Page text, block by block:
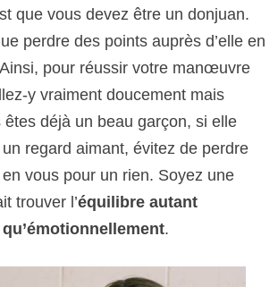
que vous devez être un donjuan.
perdre des points auprès d’elle en
pour réussir votre manœuvre
y vraiment doucement mais
êtes déjà un beau garçon, si elle
regard aimant, évitez de perdre
vous pour un rien. Soyez une
trouver l’équilibre autant
.